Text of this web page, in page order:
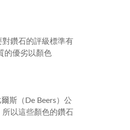
鑽石的評級標準有
的優劣以顏色
斯（ De Beers）公
以這些顏色的鑽石